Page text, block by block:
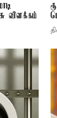
விளக்கம்